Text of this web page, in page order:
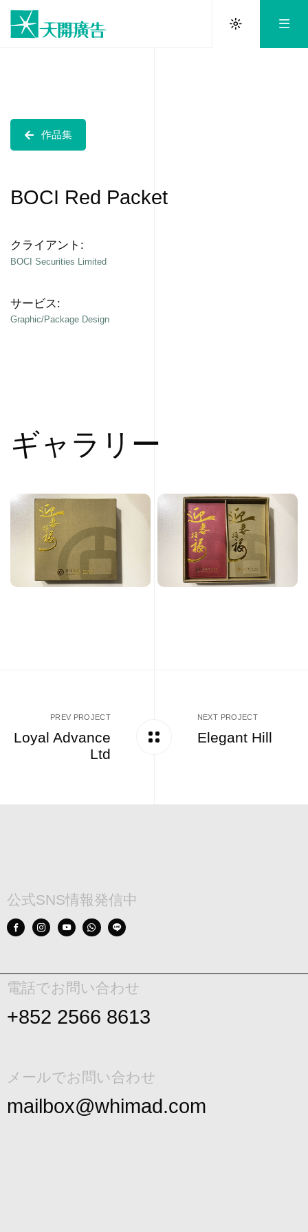
作品集
BOCI Red Packet
クライアント:
BOCI Securities Limited
サービス:
Graphic/Package Design
ギャラリー
PREV PROJECT
Loyal Advance
Ltd
NEXT PROJECT
Elegant Hill
公式SNS情報発信中
電話でお問い合わせ
+852 2566 8613
メールでお問い合わせ
mailbox@whimad.com